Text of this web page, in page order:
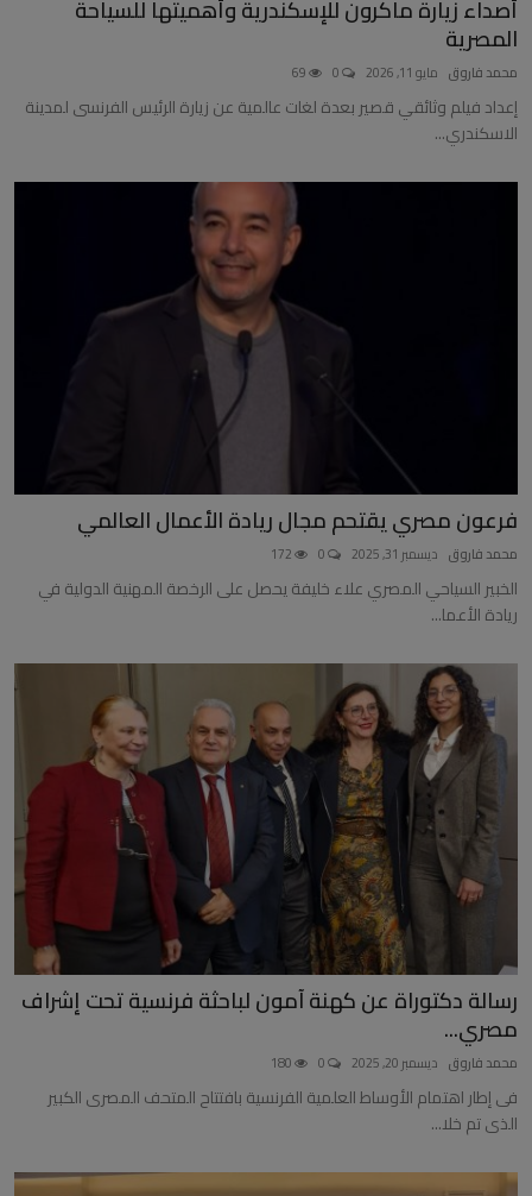
مقالات
أصداء زيارة ماكرون للإسكندرية وأهميتها للسياحة
المصرية
محمد فاروق مايو 11, 2026
إعداد فيلم وثائقي قصير بعدة لغات عالمية عن زيارة الرئيس الفرنسى لمدينة
الاسكندري...
فرعون مصري يقتحم مجال ريادة الأعمال العالمي
محمد فاروق ديسمبر 31, 2025
الخبير السياحي المصري علاء خليفة يحصل على الرخصة المهنية الدولية في
ريادة الأعما...
رسالة دكتوراة عن كهنة آمون لباحثة فرنسية تحت إشراف
مصري...
محمد فاروق ديسمبر 20, 2025
فى إطار اهتمام الأوساط العلمية الفرنسية بافتتاح المتحف المصرى الكبير
الذى تم خلا...